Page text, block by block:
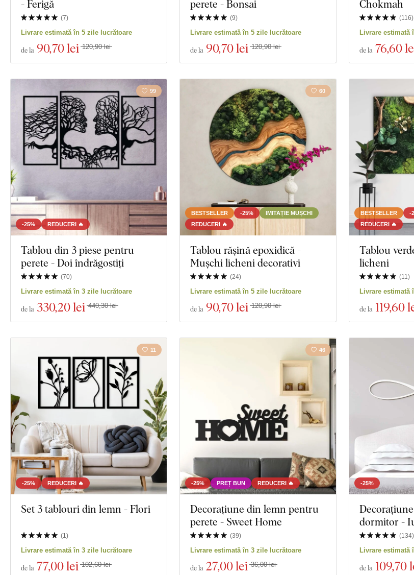
- Ferigă
(7)
Livrare estimată în 5 zile lucrătoare
de la 90,70 lei 120,90 lei
perete - Bonsai
(9)
Livrare estimată în 5 zile lucrătoare
de la 90,70 lei 120,90 lei
Chokmah
(116)
Livrare estimată
de la 76,60
-25% REDUCERI 🔥
99
Tablou din 3 piese pentru
perete - Doi îndrăgostiți
(70)
Livrare estimată în 3 zile lucrătoare
de la 330,20 lei 440,30 lei
BESTSELLER -25%
IMITAȚIE MUȘCHI
REDUCERI 🔥
60
Tablou rășină epoxidică -
Mușchi licheni decorativi
(24)
Livrare estimată în 5 zile lucrătoare
de la 90,70 lei 120,90 lei
BESTSELLER -
REDUCERI 🔥
Tablou
licheni
(11)
Livrare estimată
de la 119,60
-25% REDUCERI 🔥
11
Set 3 tablouri din lemn - Flori
(1)
Livrare estimată în 3 zile lucrătoare
de la 77,00 lei 102,60 lei
-25% PREȚ BUN REDUCERI 🔥
46
Decorațiune din lemn pentru
perete - Sweet Home
(39)
Livrare estimată în 3 zile lucrătoare
de la 27,00 lei 36,00 lei
-25%
dormitor -
(134)
Livrare estimată
de la 109,70